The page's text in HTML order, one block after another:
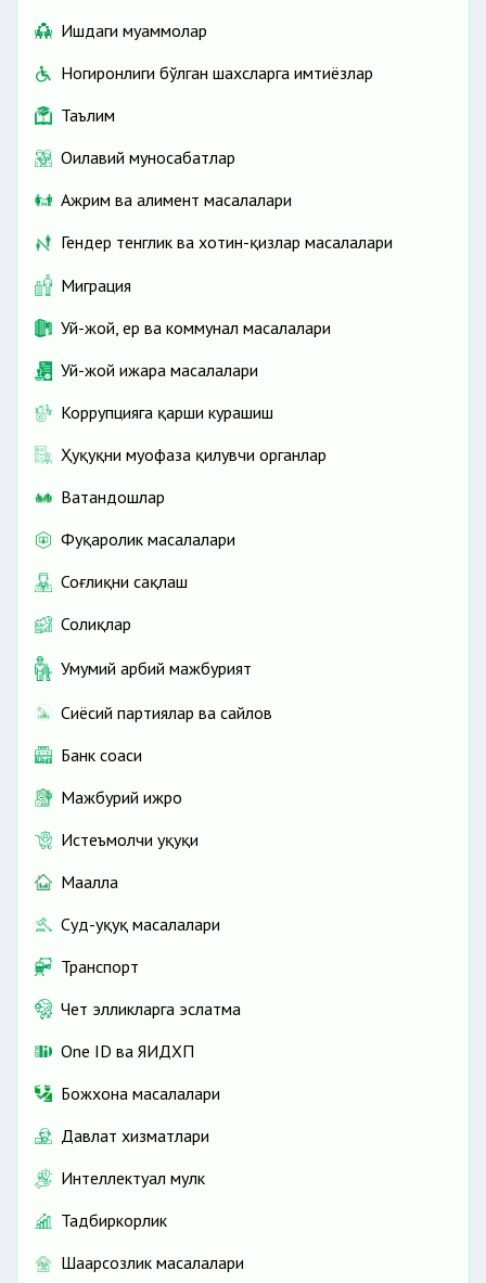
Ишдаги муаммолар
Ногиронлиги бўлган шахсларга имтиёзлар
Таълим
Оилавий муносабатлар
Ажрим ва алимент масалалари
Гендер тенглик ва хотин-қизлар масалалари
Миграция
Уй-жой, ер ва коммунал масалалари
Уй-жой ижара масалалари
Коррупцияга қарши курашиш
Ҳуқуқни муҳофаза қилувчи органлар
Ватандошлар
Фуқаролик масалалари
Соғлиқни сақлаш
Солиқлар
Умумий ҳарбий мажбурият
Сиёсий партиялар ва сайлов
Банк соҳаси
Мажбурий ижро
Истеъмолчи ҳуқуқи
Маҳалла
Суд-ҳуқуқ масалалари
Транспорт
Чет элликларга эслатма
One ID ва ЯИДХП
Божхона масалалари
Давлат хизматлари
Интеллектуал мулк
Тадбиркорлик
Шаҳарсозлик масалалари